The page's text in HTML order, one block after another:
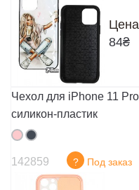
Цена
84₴
Чехол для iPhone 11
силикон-пластик
142859 ? Под заказ